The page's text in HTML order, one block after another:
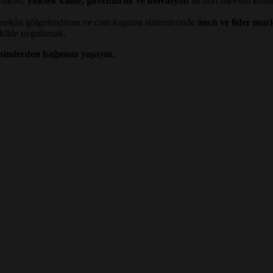
gölgelendirme ve cam kapama sistemlerinde öncü ve lider
uygulamak.
bağımsız yaşayın.